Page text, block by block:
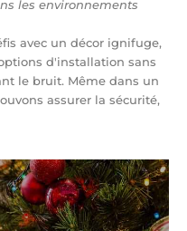
les environnements
avec un décor ignifuge,
d'installation sans
le bruit. Même dans un
assurer la sécurité,